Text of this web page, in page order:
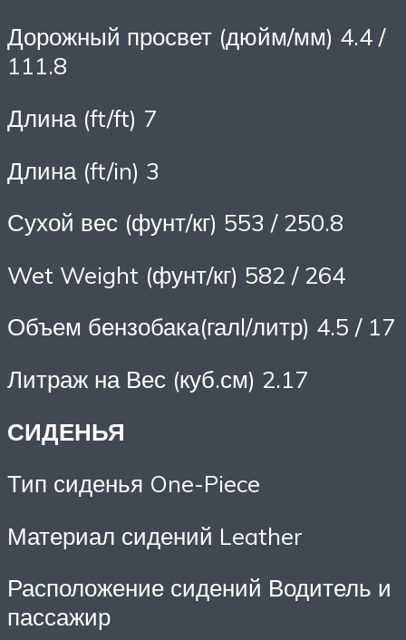
Дорожный просвет (дюйм/мм) 4.4 /
111.8
Длина (ft/ft) 7
Длина (ft/in) 3
Сухой вес (фунт/кг) 553 / 250.8
Wet Weight (фунт/кг) 582 / 264
Объем бензобака(галl/литр) 4.5 / 17
Литраж на Вес (куб.см) 2.17
СИДЕНЬЯ
Тип сиденья One-Piece
Материал сидений Leather
Расположение сидений Водитель и
пассажир